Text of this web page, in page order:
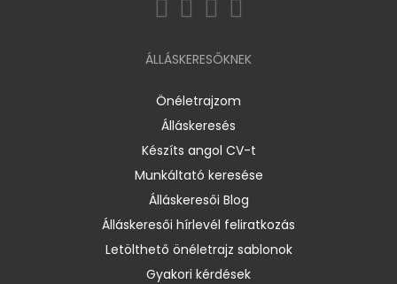
ÁLLÁSKERESŐKNEK
Önéletrajzom
Álláskeresés
Készíts angol CV-t
Munkáltató keresése
Álláskeresői Blog
Álláskeresői hírlevél feliratkozás
Letölthető önéletrajz sablonok
Gyakori kérdések